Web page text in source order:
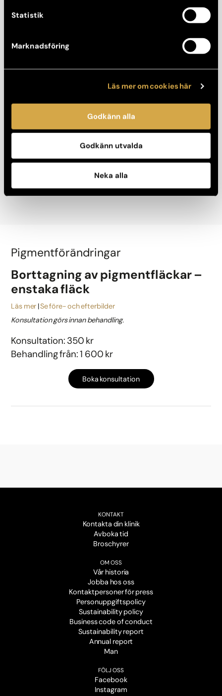
Statistik
Marknadsföring
Läs mer om cookies här
Godkänn alla
Godkänn utvalda
Neka alla
Kärllaser Rosacea
Konsultation: 350 kr
Behandling från: 1 600 kr
Boka konsultation
Pigmentförändringar
Borttagning av pigmentfläckar –
enstaka fläck
Läs mer Se före- och efterbilder
Konsultation görs innan behandling.
Konsultation: 350 kr
Behandling från: 1 600 kr
Boka konsultation
KONTAKT
Kontakta din klinik
Avboka tid
Broschyrer
OM OSS
Vår historia
Jobba hos oss
Kontaktpersoner för press
Personuppgiftspolicy
Sustainability policy
Business code of conduct
Sustainability report
Annual report
Man
FÖLJ OSS
Facebook
Instagram